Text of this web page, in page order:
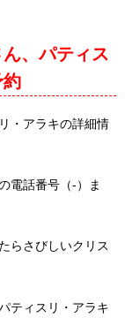
、パティス
約
・アラキの詳細情
電話番号（-）ま
らさびしいクリス
ティスリ・アラキ